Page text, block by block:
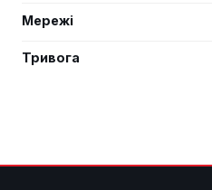
Мережі
Тривога